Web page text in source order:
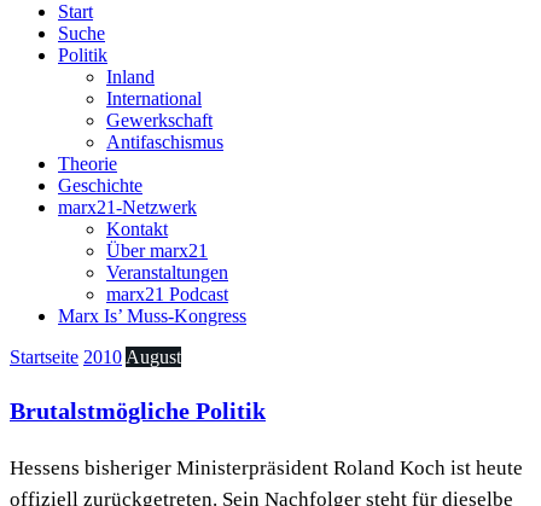
Start
Suche
Politik
Inland
International
Gewerkschaft
Antifaschismus
Theorie
Geschichte
marx21-Netzwerk
Kontakt
Über marx21
Veranstaltungen
marx21 Podcast
Marx Is’ Muss-Kongress
Startseite 2010 August
Brutalstmögliche Politik
Hessens bisheriger Ministerpräsident Roland Koch ist heute
offiziell zurückgetreten. Sein Nachfolger steht für dieselbe